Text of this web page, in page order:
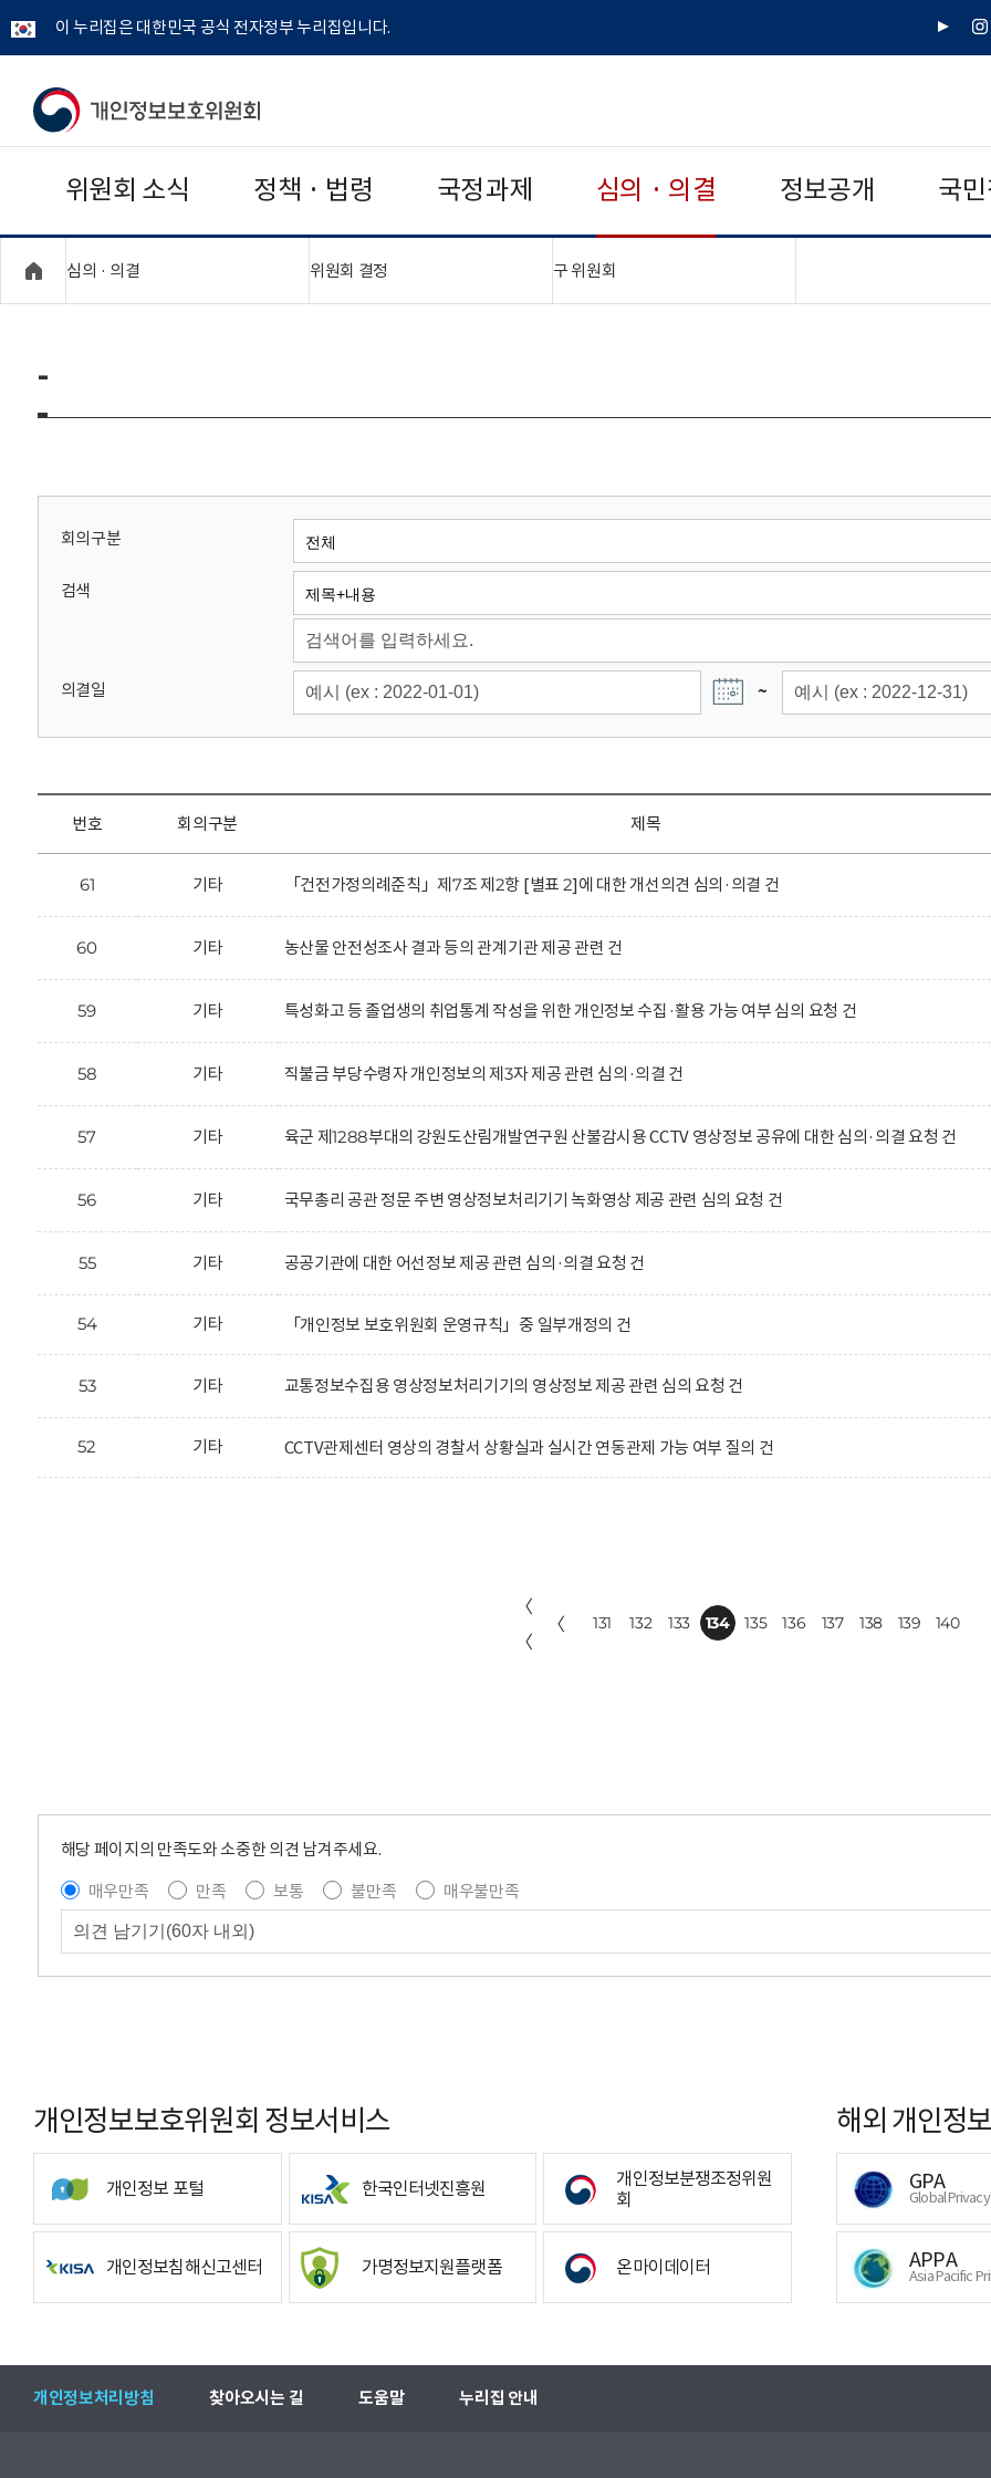
이 누리집은 대한민국 공식 전자정부 누리집입니다.
유
인
개
보
보
위
회
위원회 소식 정책 · 법령 국정과제 심의 · 의결 정보공개 국
심의 · 의결 위원회 결정 구 위원회
-
회의구분
검색
의결일 ~
번호 회의구분 제목
61 기타 「건전가정의례준칙」제7조 제2항 [별표 2]에 대한 개선의견 심의·의결 건
60 기타 농산물 안전성조사 결과 등의 관계기관 제공 관련 건
59 기타 특성화고 등 졸업생의 취업통계 작성을 위한 개인정보 수집·활용 가능 여부 심의 요청 건
58 기타 직불금 부당수령자 개인정보의 제3자 제공 관련 심의·의결 건
57 기타 육군 제1288부대의 강원도산림개발연구원 산불감시용 CCTV 영상정보 공유에 대한 심의·의결 요청 건
56 기타 국무총리 공관 정문 주변 영상정보처리기기 녹화영상 제공 관련 심의 요청 건
55 기타 공공기관에 대한 어선정보 제공 관련 심의·의결 요청 건
54 기타 「개인정보 보호위원회 운영규칙」중 일부개정의 건
53 기타 교통정보수집용 영상정보처리기기의 영상정보 제공 관련 심의 요청 건
52 기타 CCTV관제센터 영상의 경찰서 상황실과 실시간 연동관제 가능 여부 질의 건
〈
〈
〈 131 132 133 134 135 136 137 138 139 140
해당 페이지의 만족도와 소중한 의견 남겨주세요.
매우만족
만족 보통 불만족 매우불만족
개인정보보호위원회 정보서비스
개인정보 포털 한국인터넷진흥원
개인정보분쟁조정위원
회
개인정보침해신고센터 가명정보지원플랫폼 온마이데이터
해외 개인정
GPA
Global
APPA
Asia Pacific
개인정보처리방침 찾아오시는 길 도움말 누리집 안내